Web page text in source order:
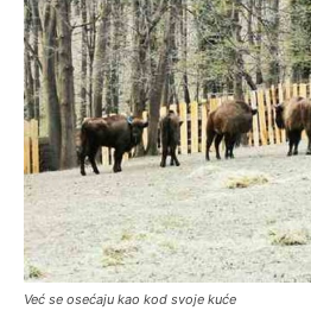
Već se osećaju kao kod svoje kuće